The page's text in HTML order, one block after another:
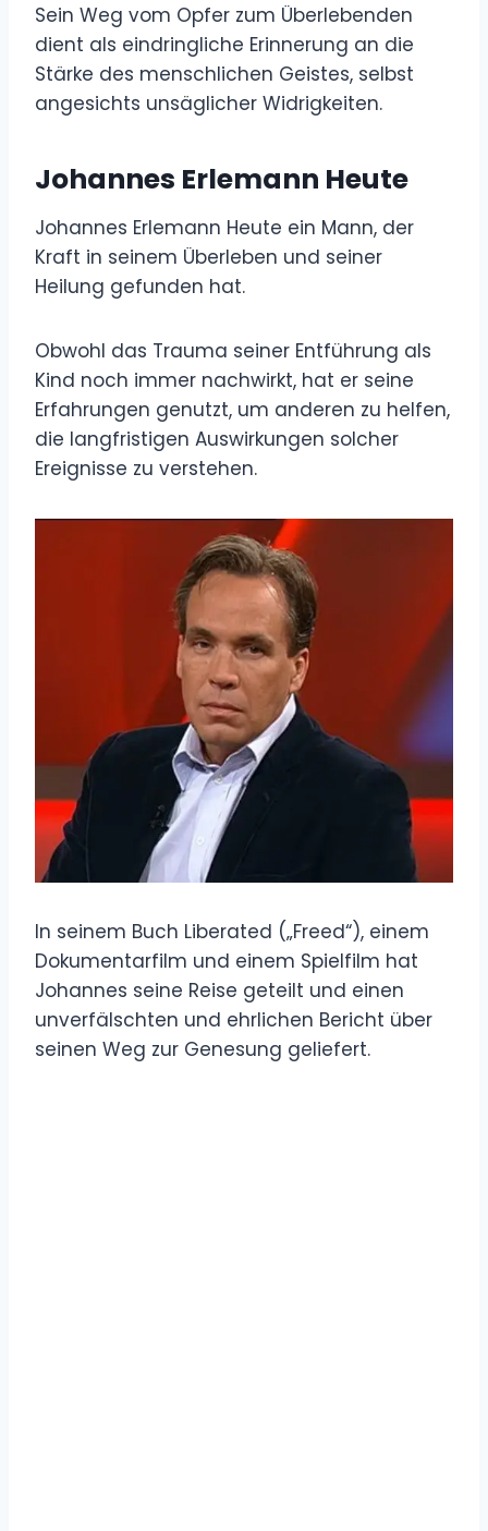
Sein Weg vom Opfer zum Überlebenden
dient als eindringliche Erinnerung an die
Stärke des menschlichen Geistes, selbst
angesichts unsäglicher Widrigkeiten.
Johannes Erlemann Heute
Johannes Erlemann Heute ein Mann, der
Kraft in seinem Überleben und seiner
Heilung gefunden hat.
Obwohl das Trauma seiner Entführung als
Kind noch immer nachwirkt, hat er seine
Erfahrungen genutzt, um anderen zu helfen,
die langfristigen Auswirkungen solcher
Ereignisse zu verstehen.
In seinem Buch Liberated („Freed“), einem
Dokumentarfilm und einem Spielfilm hat
Johannes seine Reise geteilt und einen
unverfälschten und ehrlichen Bericht über
seinen Weg zur Genesung geliefert.